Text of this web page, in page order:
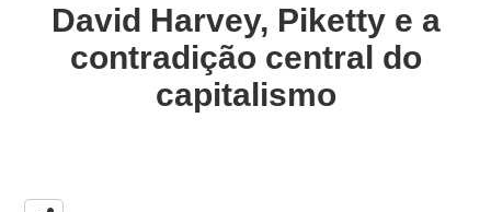
David Harvey, Piketty e a
contradição central do
capitalismo